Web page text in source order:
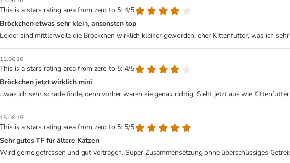
This is a stars rating area from zero to 5: 4/5
Bröckchen etwas sehr klein, ansonsten top
Leider sind mittlerweile die Bröckchen wirklich kleiner geworden, eher Kittenfutter, was ich
13.06.16
This is a stars rating area from zero to 5: 4/5
Bröckchen jetzt wirklich mini
...was ich sehr schade finde, denn vorher waren sie genau richtig. Sieht jetzt aus wie
15.08.15
This is a stars rating area from zero to 5: 5/5
Sehr gutes TF für ältere Katzen
Wird gerne gefressen und gut vertragen. Super Zusammensetzung ohne überschüssiges